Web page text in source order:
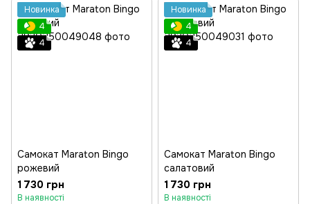
Новинка
4
4
Самокат Maraton Bingo
рожевий
1 730 грн
В наявності
Новинка
4
4
Самокат Maraton Bingo
салатовий
1 730 грн
В наявності